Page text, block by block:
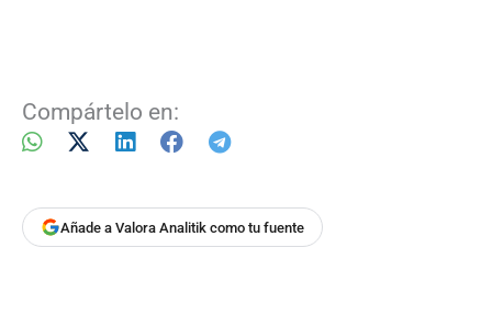
Compártelo en:
Añade a Valora Analitik como tu fuente